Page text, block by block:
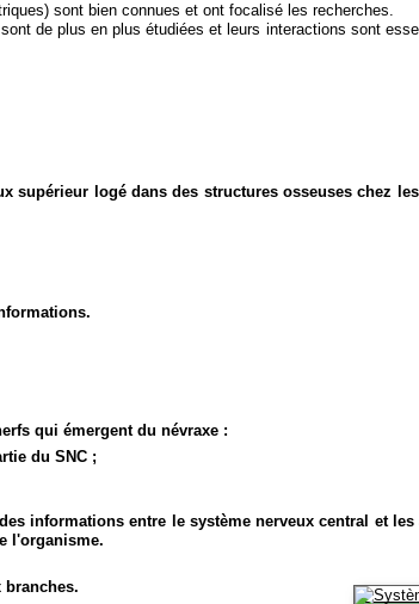
sont bien connues et ont focalisé les recherches.
de plus en plus étudiées et leurs interactions sont
supérieur logé dans des structures osseuses chez
qui émergent du névraxe :
du SNC ;
informations entre le système nerveux central et
l'organisme.
branches.